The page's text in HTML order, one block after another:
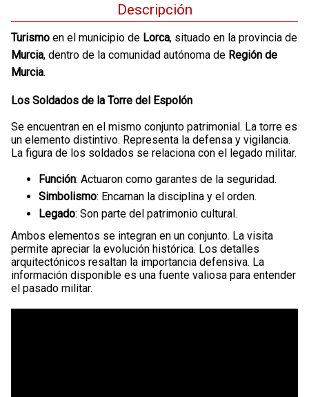
Descripción
Turismo en el municipio de Lorca, situado en la provincia de
Murcia, dentro de la comunidad autónoma de Región de
Murcia.
Los Soldados de la Torre del Espolón
Se encuentran en el mismo conjunto patrimonial. La torre es
un elemento distintivo. Representa la defensa y vigilancia.
La figura de los soldados se relaciona con el legado militar.
Función: Actuaron como garantes de la seguridad.
Simbolismo: Encarnan la disciplina y el orden.
Legado: Son parte del patrimonio cultural.
Ambos elementos se integran en un conjunto. La visita
permite apreciar la evolución histórica. Los detalles
arquitectónicos resaltan la importancia defensiva. La
información disponible es una fuente valiosa para entender
el pasado militar.